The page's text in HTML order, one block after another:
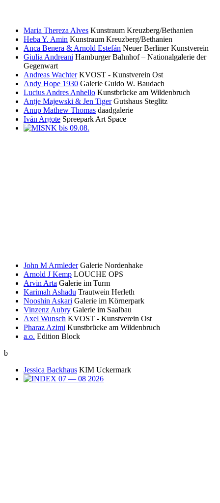
Maria Thereza Alves Kunstraum Kreuzberg/Bethanien
Heba Y. Amin Kunstraum Kreuzberg/Bethanien
Anca Benera & Arnold Estefán Neuer Berliner Kunstverein
Giulia Andreani Hamburger Bahnhof – Nationalgalerie der
Gegenwart
Andreas Wachter KVOST - Kunstverein Ost
Andy Hope 1930 Galerie Guido W. Baudach
Lucius Andres Anhello Kunstbrücke am Wildenbruch
Antje Majewski & Jen Tiger Gutshaus Steglitz
Anup Mathew Thomas daadgalerie
Iván Argote Spreepark Art Space
John M Armleder Galerie Nordenhake
Arnold J Kemp LOUCHE OPS
Arvin Arta Galerie im Turm
Karimah Ashadu Trautwein Herleth
Nooshin Askari Galerie im Körnerpark
Vinzenz Aubry Galerie im Saalbau
Axel Wunsch KVOST - Kunstverein Ost
Pharaz Azimi Kunstbrücke am Wildenbruch
a.o. Edition Block
b
Jessica Backhaus KIM Uckermark